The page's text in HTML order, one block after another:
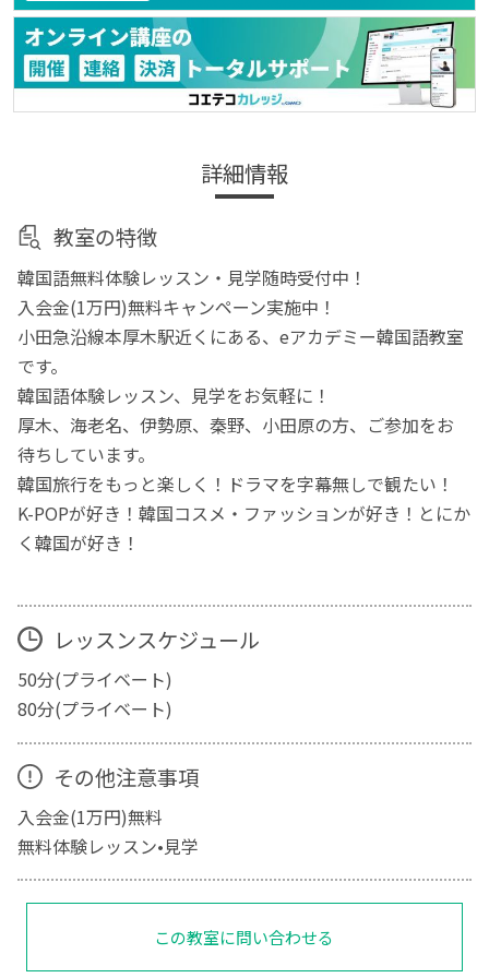
詳細情報
教室の特徴
韓国語無料体験レッスン・見学随時受付中！
入会金(1万円)無料キャンペーン実施中！
小田急沿線本厚木駅近くにある、eアカデミー韓国語教室
です。
韓国語体験レッスン、見学をお気軽に！
厚木、海老名、伊勢原、秦野、小田原の方、ご参加をお
待ちしています。
韓国旅行をもっと楽しく！ドラマを字幕無しで観たい！
K-POPが好き！韓国コスメ・ファッションが好き！とにか
く韓国が好き！
レッスンスケジュール
50分(プライベート)
80分(プライベート)
その他注意事項
入会金(1万円)無料
無料体験レッスン•見学
この教室に問い合わせる